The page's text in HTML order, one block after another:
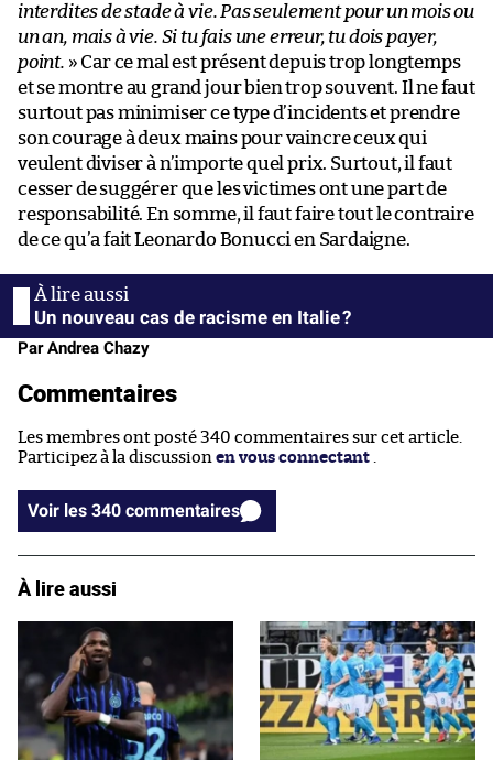
interdites de stade à vie. Pas seulement pour un mois ou
un an, mais à vie. Si tu fais une erreur, tu dois payer,
point. » Car ce mal est présent depuis trop longtemps
et se montre au grand jour bien trop souvent. Il ne faut
surtout pas minimiser ce type d’incidents et prendre
son courage à deux mains pour vaincre ceux qui
veulent diviser à n’importe quel prix. Surtout, il faut
cesser de suggérer que les victimes ont une part de
responsabilité. En somme, il faut faire tout le contraire
de ce qu’a fait Leonardo Bonucci en Sardaigne.
Un nouveau cas de racisme en Italie ?
Par Andrea Chazy
Commentaires
Les membres ont posté 340 commentaires sur cet article.
Participez à la discussion en vous connectant
Voir les 340 commentaires
À lire aussi